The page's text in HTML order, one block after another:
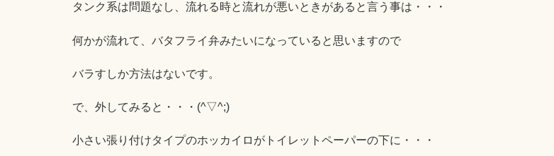
タンク系は問題なし、流れる時と流れが悪いときがあると言う事は・・・
何かが流れて、バタフライ弁みたいになっていると思いますので
バラすしか方法はないです。
で、外してみると・・・(^▽^;)
小さい張り付けタイプのホッカイロがトイレットペーパーの下に・・・